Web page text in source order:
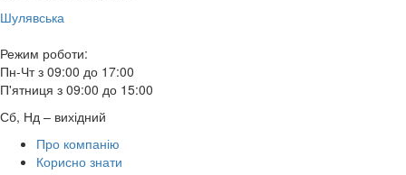
Шулявська
Режим роботи:
Пн-Чт з 09:00 до 17:00
П'ятниця з 09:00 до 15:00
Сб, Нд – вихідний
Про компанію
Корисно знати